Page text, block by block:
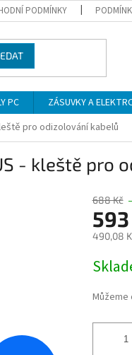
PODMÍNKY
PC
ZÁSUVKY A
pro odizolování kabelů
- kleště pro
688 Kč
490,08
cena: